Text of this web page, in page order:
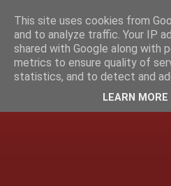
This site uses cookies from
and to analyze traffic. Your IP
shared with Google along with
metrics to ensure quality of
statistics, and to detect and
LEARN MORE